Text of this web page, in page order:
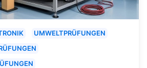
UMWELTPRÜFUNGEN